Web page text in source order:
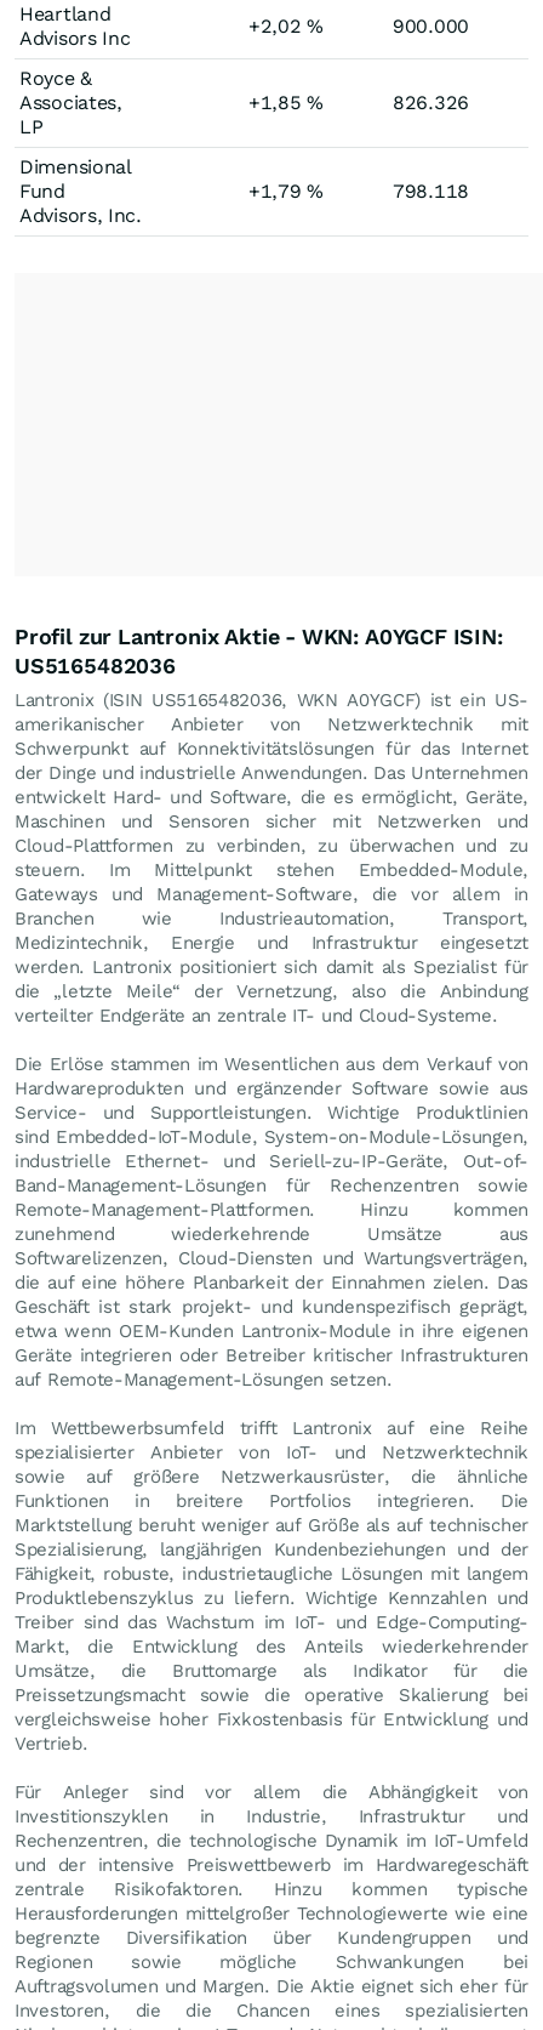
Heartland
Advisors Inc
+2,02% 900.000
Royce &
Associates,
LP
+1,85% 826.326
Dimensional
Fund
Advisors, Inc.
+1,79% 798.118
Profil zur Lantronix Aktie - WKN: A0YGCF ISIN:
US5165482036
Lantronix (ISIN US5165482036, WKN A0YGCF) ist ein US-
amerikanischer Anbieter von Netzwerktechnik mit
Schwerpunkt auf Konnektivitätslösungen für das Internet
der Dinge und industrielle Anwendungen. Das Unternehmen
entwickelt Hard- und Software, die es ermöglicht, Geräte,
Maschinen und Sensoren sicher mit Netzwerken und
Cloud-Plattformen zu verbinden, zu überwachen und zu
steuern. Im Mittelpunkt stehen Embedded-Module,
Gateways und Management-Software, die vor allem in
Branchen wie Industrieautomation, Transport,
Medizintechnik, Energie und Infrastruktur eingesetzt
werden. Lantronix positioniert sich damit als Spezialist für
die „letzte Meile“ der Vernetzung, also die Anbindung
verteilter Endgeräte an zentrale IT- und Cloud-Systeme.
Die Erlöse stammen im Wesentlichen aus dem Verkauf von
Hardwareprodukten und ergänzender Software sowie aus
Service- und Supportleistungen. Wichtige Produktlinien
sind Embedded-IoT-Module, System-on-Module-Lösungen,
industrielle Ethernet- und Seriell-zu-IP-Geräte, Out-of-
Band-Management-Lösungen für Rechenzentren sowie
Remote-Management-Plattformen. Hinzu kommen
zunehmend wiederkehrende Umsätze aus
Softwarelizenzen, Cloud-Diensten und Wartungsverträgen,
die auf eine höhere Planbarkeit der Einnahmen zielen. Das
Geschäft ist stark projekt- und kundenspezifisch geprägt,
etwa wenn OEM-Kunden Lantronix-Module in ihre eigenen
Geräte integrieren oder Betreiber kritischer Infrastrukturen
auf Remote-Management-Lösungen setzen.
Im Wettbewerbsumfeld trifft Lantronix auf eine Reihe
spezialisierter Anbieter von IoT- und Netzwerktechnik
sowie auf größere Netzwerkausrüster, die ähnliche
Funktionen in breitere Portfolios integrieren. Die
Marktstellung beruht weniger auf Größe als auf technischer
Spezialisierung, langjährigen Kundenbeziehungen und der
Fähigkeit, robuste, industrietaugliche Lösungen mit langem
Produktlebenszyklus zu liefern. Wichtige Kennzahlen und
Treiber sind das Wachstum im IoT- und Edge-Computing-
Markt, die Entwicklung des Anteils wiederkehrender
Umsätze, die Bruttomarge als Indikator für die
Preissetzungsmacht sowie die operative Skalierung bei
vergleichsweise hoher Fixkostenbasis für Entwicklung und
Vertrieb.
Für Anleger sind vor allem die Abhängigkeit von
Investitionszyklen in Industrie, Infrastruktur und
Rechenzentren, die technologische Dynamik im IoT-Umfeld
und der intensive Preiswettbewerb im Hardwaregeschäft
zentrale Risikofaktoren. Hinzu kommen typische
Herausforderungen mittelgroßer Technologiewerte wie eine
begrenzte Diversifikation über Kundengruppen und
Regionen sowie mögliche Schwankungen bei
Auftragsvolumen und Margen. Die Aktie eignet sich eher für
Investoren, die die Chancen eines spezialisierten